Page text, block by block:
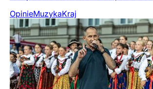
OpinieMuzykaKraj